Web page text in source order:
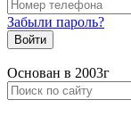
Забыли пароль?
Войти
Основан в 2003г